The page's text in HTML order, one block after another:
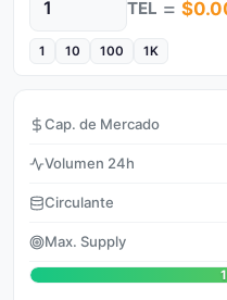
Cantidad TEL =
1 10 100 1K
Cap. de Mercado
Volumen 24h
Circulante
Max. Supply